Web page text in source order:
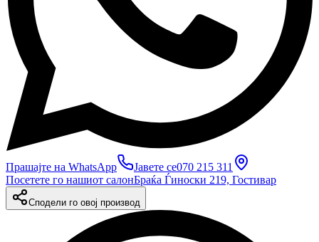
Прашајте на WhatsApp Јавете се070 215 311
Посетете го нашиот салонБраќа Ѓиноски 219, Гостивар
Сподели го овој производ